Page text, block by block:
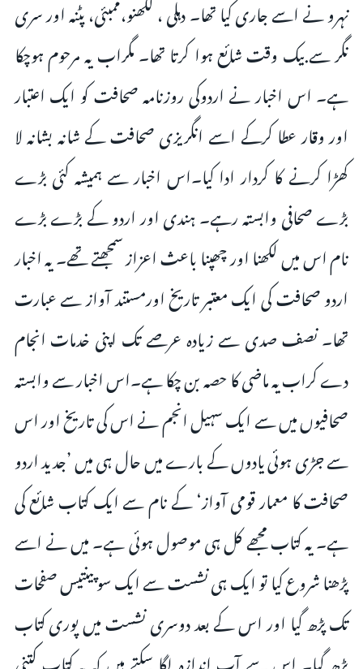
نہرو نے اسے جاری کیا تھا۔ دہلی ، لکھنو،ممبئی، پٹنہ اور سری
نگر سے بیک وقت شائع ہوا کرتا تھا۔ مگراب یہ مرحوم ہوچکا
ہے۔ اس اخبار نے اردوکی روزنامہ صحافت کو ایک اعتبار
اور وقار عطا کرکے اسے انگریزی صحافت کے شانہ بشانہ لا
کھڑا کرنے کا کردار ادا کیا۔اس اخبار سے ہمیشہ کئی بڑے
بڑے صحافی وابستہ رہے۔ ہندی اور اردو کے بڑے بڑے
نام اس میں لکھنا اور چھپنا باعث اعزاز سمجھتے تھے۔ یہ اخبار
اردو صحافت کی ایک معتبر تاریخ اورمستند آواز سے عبارت
تھا۔ نصف صدی سے زیادہ عرصے تک اپنی خدمات انجام
دے کراب یہ ماضی کا حصہ بن چکا ہے۔اس اخبار سے وابستہ
صحافیوں میں سے ایک سہیل انجم نے اس کی تاریخ اور اس
سے جڑی ہوئی یادوں کے بارے میں حال ہی میں ’جدید اردو
صحافت کا معمار قومی آواز‘ کے نام سے ایک کتاب شائع کی
ہے۔ یہ کتاب مجھے کل ہی موصول ہوئی ہے۔ میں نے اسے
پڑھنا شروع کیا تو ایک ہی نشست سے ایک سو پینتیس صفحات
تک پڑھ گیا اور اس کے بعد دوسری نشست میں پوری کتاب
پڑھ گیا۔ اس سے آپ اندازہ لگا سکتے ہیں کہ یہ کتاب کتنی